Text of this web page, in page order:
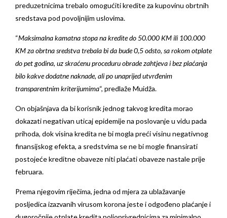
preduzetnicima trebalo omogućiti kredite za kupovinu obrtnih
sredstava pod povoljnijim uslovima.
“Maksimalna kamatna stopa na kredite do 50.000 KM ili 100.000
KM za obrtna sredstva trebala bi da bude 0,5 odsto, sa rokom otplate
do pet godina, uz skraćenu proceduru obrade zahtjeva i bez plaćanja
bilo kakve dodatne naknade, ali po unaprijed utvrđenim
transparentnim kriterijumima“, predlaže Muidža.
On objašnjava da bi korisnik jednog takvog kredita morao
dokazati negativan uticaj epidemije na poslovanje u vidu pada
prihoda, dok visina kredita ne bi mogla preći visinu negativnog
finansijskog efekta, a sredstvima se ne bi mogle finansirati
postojeće kreditne obaveze niti plaćati obaveze nastale prije
februara.
Prema njegovim riječima, jedna od mjera za ublažavanje
posljedica izazvanih virusom korona jeste i odgođeno plaćanje i